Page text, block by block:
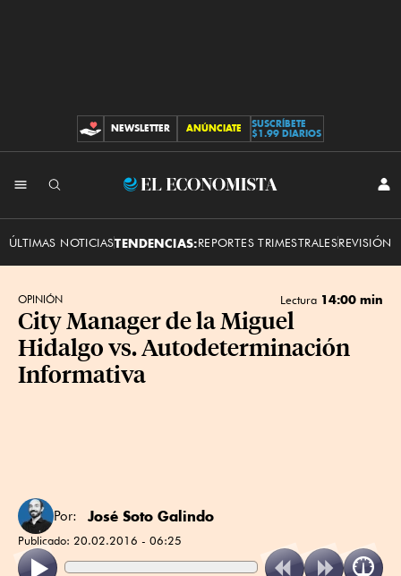
CONTRIBUCIONES
NEWSLETTER ANÚNCIATE
SUSCRÍBETE
$1.99 DIARIOS
El
ÚLTIMAS NOTICIASTENDENCIAS:REPORTES TRIMESTRALESREVISIÓN
OPINIÓN Lectura 14:00 min
City Manager de la Miguel
Hidalgo vs. Autodeterminación
Informativa
Por: José Soto Galindo
Publicado: 20.02.2016 - 06:25